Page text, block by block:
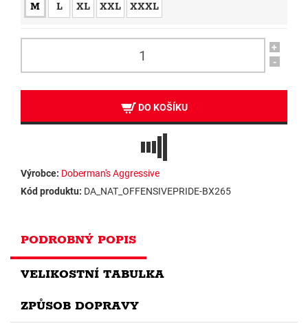
M L XL XXL XXXL
+
-
DO KOŠÍKU
Výrobce: Doberman's Aggressive
Kód produktu: DA_NAT_OFFENSIVEPRIDE-BX265
PODROBNÝ POPIS
VELIKOSTNÍ TABULKA
ZPŮSOB DOPRAVY